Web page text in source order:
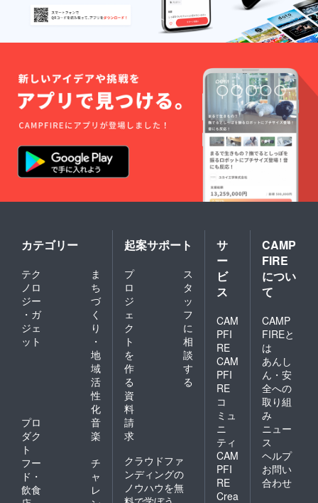
カテゴリー
テク
ノロ
ジー
・ガ
ジェ
ット
ま
ち
づ
く
り
・
地
域
活
性
化
プロ
ダク
ト
音
楽
フー
ド・
飲食
チ
ャ
レ
起案サポート
プ
ロ
ジ
ェ
ク
ト
を
作
る
ス
タ
ッ
フ
に
相
談
す
る
資
料
請
求
クラウドファ
ンディングの
ノウハウを無
サ
ー
ビ
ス
CAM
PFI
RE
CAM
PFI
RE
コ
ミュ
ニ
ティ
CAM
PFI
RE
Crea
CAMP
FIRE
につい
て
CAMP
FIREと
は
あんし
ん・安
全への
取り組
み
ニュー
ス
ヘルプ
お問い
合わせ